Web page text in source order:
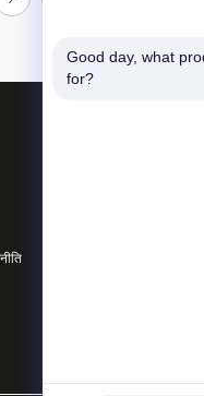
Good day, what
for?